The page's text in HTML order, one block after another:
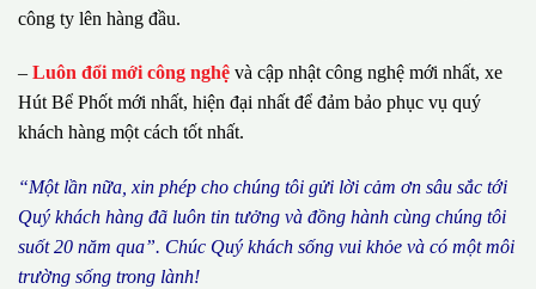
công ty lên hàng đầu.
– Luôn đổi mới công nghệ và cập nhật công nghệ mới nhất, xe
Hút Bể Phốt mới nhất, hiện đại nhất để đảm bảo phục vụ quý
khách hàng một cách tốt nhất.
“Một lần nữa, xin phép cho chúng tôi gửi lời cảm ơn sâu sắc tới
Quý khách hàng đã luôn tin tưởng và đồng hành cùng chúng tôi
suốt 20 năm qua”. Chúc Quý khách sống vui khỏe và có một môi
trường sống trong lành!